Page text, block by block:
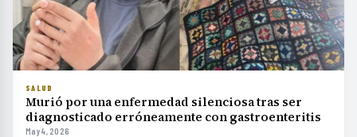
SALUD
Murió por una enfermedad silenciosa tras ser
diagnosticado erróneamente con gastroenteritis
May 4, 2026